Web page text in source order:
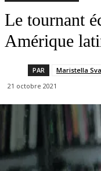
Le tournant
Amérique
PAR
Maristella
21 octobre 2021